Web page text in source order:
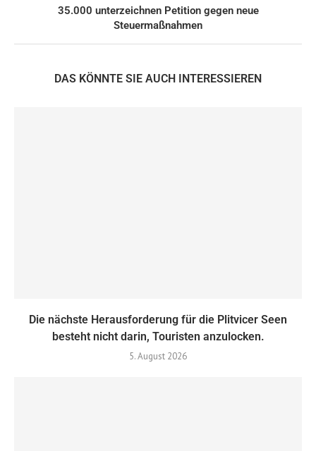
35.000 unterzeichnen Petition gegen neue
Steuermaßnahmen
DAS KÖNNTE SIE AUCH INTERESSIEREN
Die nächste Herausforderung für die Plitvicer Seen
besteht nicht darin, Touristen anzulocken.
5. August 2026